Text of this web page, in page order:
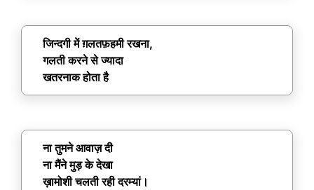
जिन्दगी में ग़लतफ़हमी रखना,
गलती करने से ज्यादा
खतरनाक होता है
ना तुमने आवाज़ दी
ना मैंने मुड़ के देखा
ख़ामोशी चलती रही दरम्यां।